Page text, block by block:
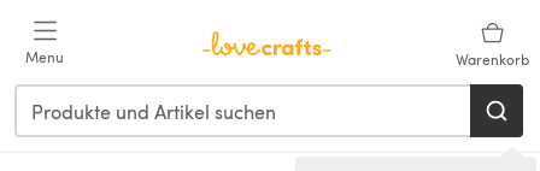
Menu Warenkorb